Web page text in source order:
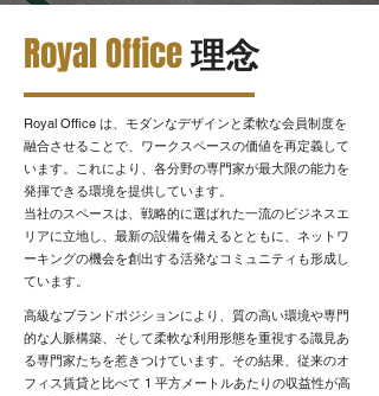
Royal Office理念
Royal Office は、モダンなデザインと柔軟な会員制度を
融合させることで、ワークスペースの価値を再定義して
います。これにより、各分野の専門家が最大限の能力を
発揮できる環境を提供しています。
当社のスペースは、戦略的に選ばれた一流のビジネスエ
リアに立地し、最新の設備を備えるとともに、ネットワ
ーキングの機会を創出する活発なコミュニティも形成し
ています。
高級なブランドポジションにより、質の高い環境や専門
的な人脈構築、そして柔軟な利用形態を重視する識見あ
る専門家たちを惹きつけています。その結果、従来のオ
フィス賃貸と比べて 1 平方メートルあたりの収益性が高